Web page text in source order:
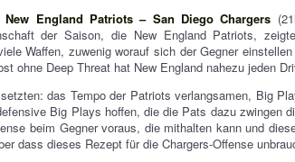
New England Patriots – San Diego Chargers
der Saison, die New England Patriots,
Waffen, zuwenig worauf sich der Gegner
ohne Deep Threat hat New England nahezu jeden
das Tempo der Patriots verlangsamen, Big
Big Plays hoffen, die die Pats dazu zwingen
beim Gegner voraus, die mithalten kann und
dass dieses Rezept für die Chargers-Offense